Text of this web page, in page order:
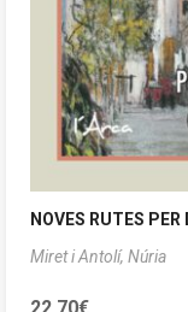
NOVES RUTES
Miret i Antolí, Núria